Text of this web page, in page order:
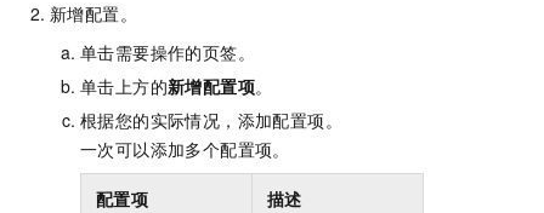
新增配置。
单击需要操作的页签。
单击上方的新增配置项。
根据您的实际情况，添加配置项。
一次可以添加多个配置项。
配置项 描述